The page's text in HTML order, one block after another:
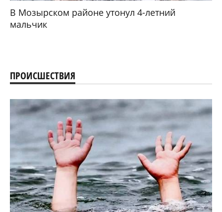
В Мозырском районе утонул 4-летний
мальчик
ПРОИСШЕСТВИЯ